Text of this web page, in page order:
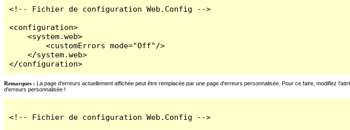
<!-- Fichier de configuration Web.Config -->
<configuration>
    <system.web>
        <customErrors mode="Off"/>
    </system.web>
</configuration>
Remarques : La page d'erreurs actuellement affichée peut être remplacée par une page d'erreurs personnalisée. Pour ce faire, modifiez
d'erreurs personnalisée !
<!-- Fichier de configuration Web.Config -->